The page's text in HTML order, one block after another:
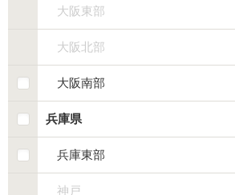
大阪東部
大阪北部
大阪南部
兵庫県
兵庫東部
神戸